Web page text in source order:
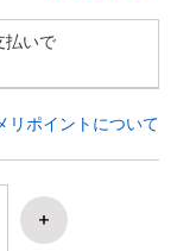
払いで
リポイントについて